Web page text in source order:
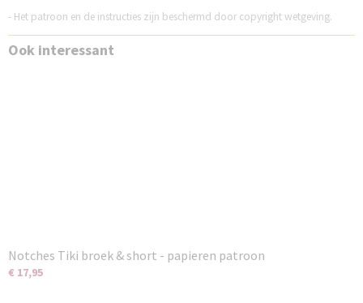
- Het patroon en de instructies zijn beschermd door copyright wetgeving.
Ook interessant
Notches Tiki broek & short - papieren patroon
€ 17,95